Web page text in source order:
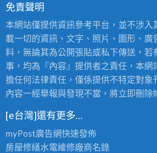
免責聲明
本網站僅提供資訊參考平台，並不涉入
載一切的資訊、文字、照片、圖形、廣
料，無論其為公開張貼或私下傳送，若
事，均為『內容』提供者之責任，本網
擔任何法律責任，僅係提供不特定對象
內容一經舉報與發現不當，將立即刪除
[e台灣]還有更多…
myPost廣告網快速發佈
房屋修繕水電維修廠商名錄